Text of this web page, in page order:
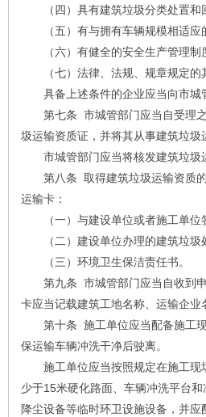
（四）具有建筑垃圾分类处置和
（五）有与拥有车辆规模相适应
（六）有健全的安全生产管理制
（七）法律、法规、规章规定的
具备上述条件的企业应当向市城
第七条 市城管部门应当自受理之
圾运输资质证，并将其从事建筑垃圾
市城管部门应当将核发建筑垃圾
第八条 取得建筑垃圾运输资质的
运输卡：
（一）与建设单位或者施工单位
（二）建设单位办理的建筑垃圾
（三）环境卫生保洁责任书。
第九条 市城管部门应当自收到申
卡应当记载建筑工地名称、运输企
第十条 施工单位应当配备施工现
保运输车辆冲洗干净后驶离。
施工单位应当按照规定在施工现
少于15米硬化路面、车辆冲洗平台
降尘设备等临时环卫设施设备，并应